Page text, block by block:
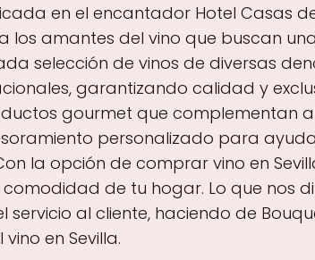
en el encantador Hotel Casas
los amantes del vino que buscan
selección de vinos de diversas
garantizando calidad y
gourmet que complementan
personalizado para
la opción de comprar vino en
de tu hogar. Lo que nos
al cliente, haciendo de
en Sevilla.